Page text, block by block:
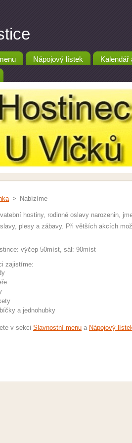
Nápojový lístek Kalendář
> Nabízíme
hostiny, rodinné oslavy narozenin,
plesy a zábavy. Při větších akcích
výčep 50míst, sál: 90míst
zajistíme:
a jednohubky
v sekci Slavnostní menu a Nápojový